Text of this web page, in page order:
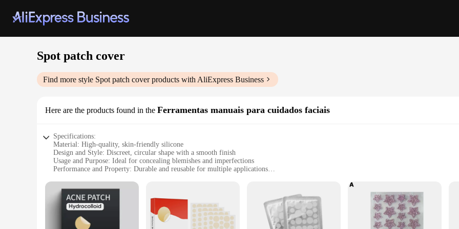
Spot patch cover
Find more style Spot patch coverproducts with AliExpress Business
Here are the products found in the Ferramentas manuais para cuidados faciais
Specifications:
Material: High-quality, skin-friendly silicone
Design and Style: Discreet, circular shape with a smooth finish
Usage and Purpose: Ideal for concealing blemishes and imperfections
Performance and Property: Durable and reusable for multiple applications
Size: Compact and portable for on-the-go touch-ups
Features:
|Wholesale|Vendors|
**Seamless Concealment for Every Occasion**